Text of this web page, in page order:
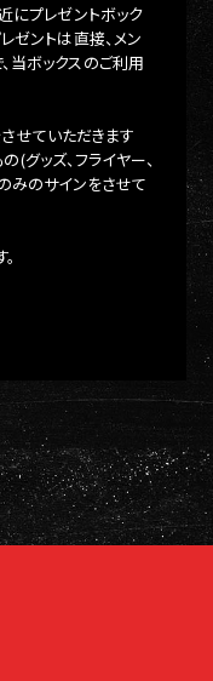
にプレゼントボック
ゼントは直接、メン
当ボックスのご利用
せていただきます
(グッズ、フライヤー、
みのサインをさせて